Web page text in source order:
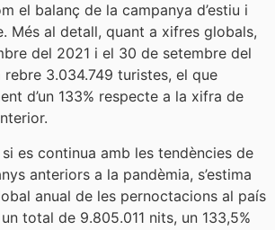
el balanç de la campanya d’estiu i
Més al detall, quant a xifres globals,
del 2021 i el 30 de setembre del
3.034.749 turistes, el que
d’un 133% respecte a la xifra de
es continua amb les tendències de
anteriors a la pandèmia, s’estima
anual de les pernoctacions al país
total de 9.805.011 nits, un 133,5%